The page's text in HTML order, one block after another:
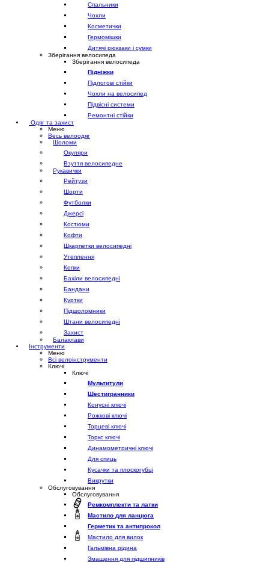
Спальники
Чохли
Косметички
Гермомішки
Дитячі рюкзаки і сумки
Зберігання велосипеда
Зберігання велосипеда
Підніжки
Підлогові стійки
Чохли на велосипед
Підвісні системи
Ремонтні стійки
Одяг та захист
Меню
Весь велоодяг
Шоломи
Окуляри
Взуття велосипедне
Рукавички
Рейтузи
Шорти
Футболки
Джерсі
Костюми
Кофти
Шкарпетки велосипедні
Утеплення
Кепки
Бахіли велосипедні
Бандани
Куртки
Підшоломники
Штани велосипедні
Захист
Балаклави
Інструменти
Меню
Всі велоінструменти
Ключі
Ключі
Мультитули
Шестигранники
Конусні ключі
Рожкові ключі
Торцеві ключі
Торкс ключі
Динамометричні ключі
Для спиць
Кусачки та плоскогубці
Викрутки
Обслуговування
Обслуговування
Ремкомплекти та латки
Мастило для ланцюга
Герметик та антипрокол
Мастило для вилок
Гальмівна рідина
Змащення для підшипників